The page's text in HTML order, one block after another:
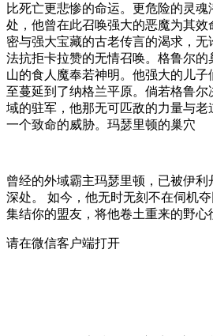
比死亡更悲惨的命运。更危险的灵
处，他曾在此召唤强大的恶魔为其
密与强大宝藏的古老传言的渴求，
法抗拒卡拉赞的无情召唤。格鲁尔
山的食人魔奉若神明。他强大的儿
至蔓延到了纳格兰平原。倘若格鲁
域的驻军，他那无可匹敌的力量与
一个致命的威胁。玛瑟里顿的巢穴
曾经的外域霸主玛瑟里顿，已被伊利
深处。 如今，他无时无刻不在伺机夺
集结你的盟友，将他卷土重来的野心
请在微信客户端打开